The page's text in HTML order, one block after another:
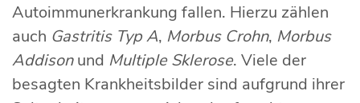
Autoimmunerkrankung fallen. Hierzu zählen
auch Gastritis Typ A, Morbus Crohn, Morbus
Addisonund Multiple Sklerose. Viele der
besagten Krankheitsbilder sind aufgrund ihrer